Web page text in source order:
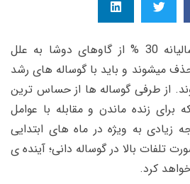
در گله گاوهای شیری، سالیانه 30 % از گاوهای دوشا به علل
میشوند و باید با گوساله های رشد
از طرفی گوساله ها از حساس ترین
زنده ماندن و مقابله با عوامل
زیادی به ویژه در ماه های ابتدایی
تلفات بالا در گوساله دانی؛ آینده ی
کرد.